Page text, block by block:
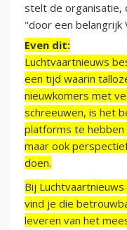
stelt de organisatie,
"door een belangrijk
Even dit:
Luchtvaartnieuws
een tijd waarin
nieuwkomers met
schreeuwen, is het
platforms te hebben
maar ook
doen.
Bij
vind je die
leveren van het